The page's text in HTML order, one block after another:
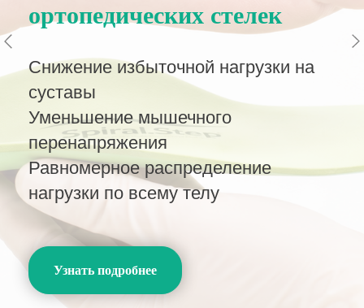
Фейспластика
Устраняем мимические морщины,
носогубные складки
Работа с причинами старения
Узнать подробнее
ортопедических стелек
Снижение избыточной нагрузки на
суставы
Уменьшение мышечного
перенапряжения
Равномерное распределение
нагрузки по всему телу
Узнать подробнее